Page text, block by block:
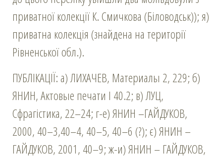
приватної колекції К. Смичкова (Біловодськ)); я)
приватна колекція (знайдена на території
Рівненської обл.).
ПУБЛІКАЦІЇ: а) ЛИХАЧЕВ, Материалы 2, 229; б)
ЯНИН, Актовые печати I 40.2; в) ЛУЦ,
Сфрагістика, 22–24; г-е) ЯНИН –ГАЙДУКОВ,
2000, 40–3,40–4, 40–5, 40–6 (?); є) ЯНИН –
ГАЙДУКОВ, 2001, 40–9; ж-и) ЯНИН – ГАЙДУКОВ,